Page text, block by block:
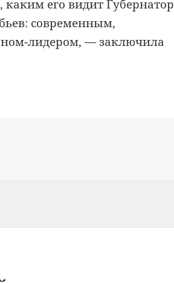
его видит Губернатор
современным,
лидером, — заключила